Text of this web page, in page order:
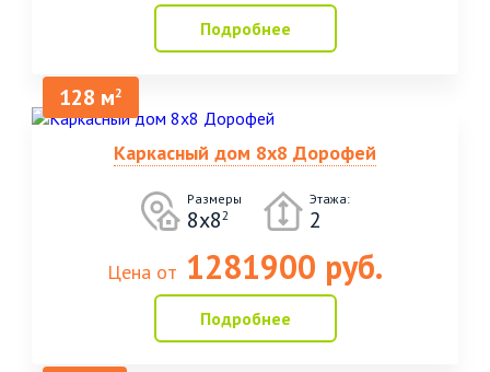
Подробнее
128 м2
Каркасный дом 8х8 Дорофей
Размеры
8х82
Этажа:
2
Цена от 1281900 руб.
Подробнее